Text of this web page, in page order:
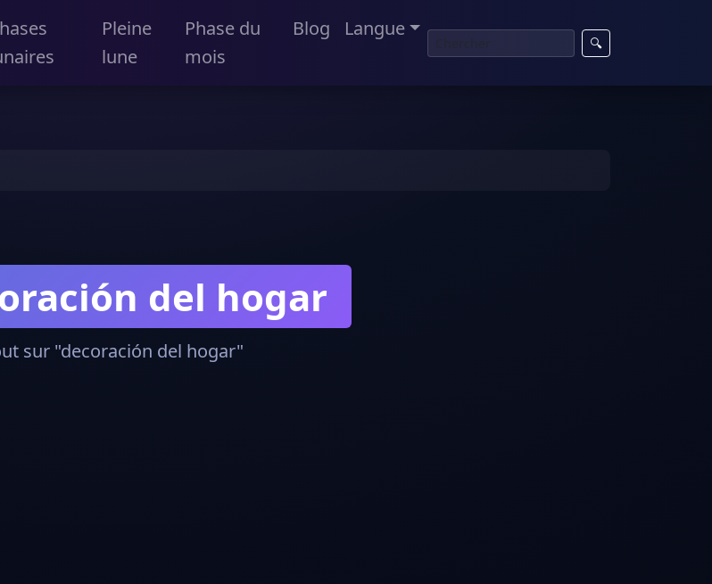
Pleine
lune
Phase du
mois
Blog Langue
🔍
del hogar
sur "decoración del hogar"